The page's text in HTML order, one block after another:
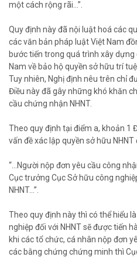
một cách rộng rãi...”.
Quy định này đã nội luật hoá các
các văn bản pháp luật Việt Nam
bước tiến trong quá trình xây
Nam về bảo hộ quyền sở hữu trí
Tuy nhiên, Nghị định nêu trên chỉ
Điều này đã gây những khó khăn
cầu chứng nhận NHNT.
Theo quy định tại điểm a, khoản 1
vấn đề xác lập quyền sở hữu
“...Người nộp đơn yêu cầu công
Cục trưởng Cục Sở hữu công
NHNT...”.
Theo quy định này thì có thể hiểu
nghiệp đối với NHNT sẽ được tiến
khi các tổ chức, cá nhân nộp đơn
các bằng chứng chứng minh thì